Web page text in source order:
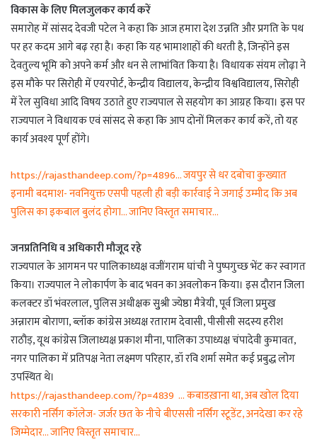
विकास के लिए मिलजुलकर कार्य करें
समारोह में सांसद देवजी पटेल ने कहा कि आज हमारा देश उन्नति और प्रगति के पथ
पर हर कदम आगे बढ़ रहा है। कहा कि यह भामाशाहों की धरती है, जिन्होंने इस
देवतुल्य भूमि को अपने कर्म और धन से लाभांवित किया है। विधायक संयम लोढ़ा ने
इस मौके पर सिरोही में एयरपोर्ट, केन्द्रीय विद्यालय, केन्द्रीय विश्वविद्यालय, सिरोही
में रेल सुविधा आदि विषय उठाते हुए राज्यपाल से सहयोग का आग्रह किया। इस पर
राज्यपाल ने विधायक एवं सांसद से कहा कि आप दोनों मिलकर कार्य करें, तो यह
कार्य अवश्य पूर्ण होंगे।
https://rajasthandeep.com/?p=4896… जयपुर से धर दबोचा कुख्यात
इनामी बदमाश- नवनियुक्त एसपी पहली ही बड़ी कार्रवाई ने जगाई उम्मीद कि अब
पुलिस का इकबाल बुलंद होगा… जानिए विस्तृत समाचार…
जनप्रतिनिधि व अधिकारी मौजूद रहे
राज्यपाल के आगमन पर पालिकाध्यक्ष वजींगराम घांची ने पुष्पगुच्छ भेंट कर स्वागत
किया। राज्यपाल ने लोकार्पण के बाद भवन का अवलोकन किया। इस दौरान जिला
कलक्टर डॉ भंवरलाल, पुलिस अधीक्षक सुुश्री ज्येष्ठा मैत्रेयी, पूर्व जिला प्रमुख
अन्नाराम बोराणा, ब्लॉक कांग्रेस अध्यक्ष रताराम देवासी, पीसीसी सदस्य हरीश
राठौड़, यूथ कांग्रेस जिलाध्यक्ष प्रकाश मीना, पालिका उपाध्यक्ष चंपादेवी कुमावत,
नगर पालिका में प्रतिपक्ष नेता लक्ष्मण परिहार, डॉ रवि शर्मा समेत कई प्रबुद्ध लोग
उपस्थित थे।
https://rajasthandeep.com/?p=4839 … कबाडख़ाना था, अब खोल दिया
सरकारी नर्सिंग कॉलेज- जर्जर छत के नीचे बीएससी नर्सिंग स्टूडेंट, अनदेखा कर रहे
जिम्मेदार… जानिए विस्तृत समाचार…